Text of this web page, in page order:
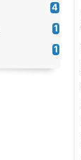
4
1
1